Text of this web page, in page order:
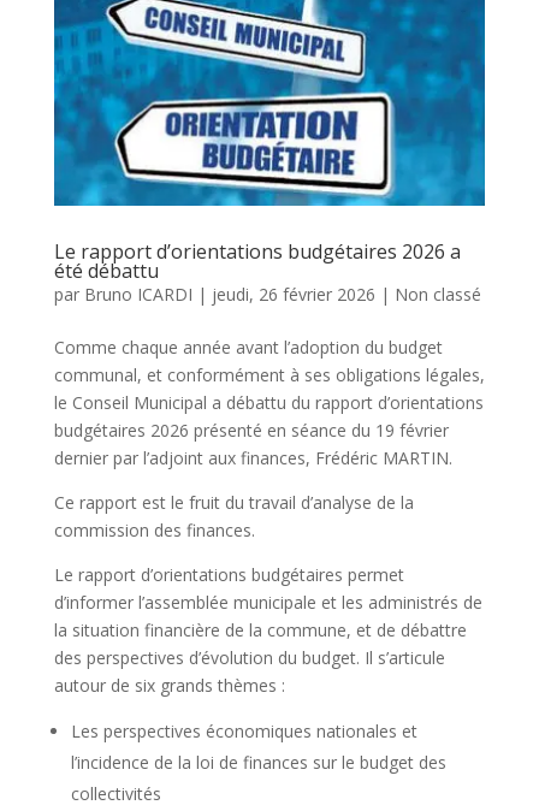
Le rapport d’orientations budgétaires 2026 a
été débattu
par Bruno ICARDI | jeudi, 26 février 2026 | Non classé
Comme chaque année avant l’adoption du budget
communal, et conformément à ses obligations légales,
le Conseil Municipal a débattu du rapport d’orientations
budgétaires 2026 présenté en séance du 19 février
dernier par l’adjoint aux finances, Frédéric MARTIN.
Ce rapport est le fruit du travail d’analyse de la
commission des finances.
Le rapport d’orientations budgétaires permet
d’informer l’assemblée municipale et les administrés de
la situation financière de la commune, et de débattre
des perspectives d’évolution du budget. Il s’articule
autour de six grands thèmes :
Les perspectives économiques nationales et
l’incidence de la loi de finances sur le budget des
collectivités